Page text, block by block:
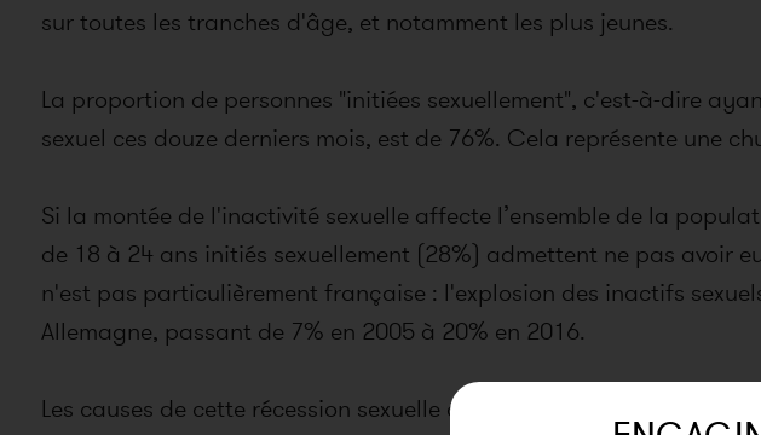
sur toutes les tranches d'âge, et notamment les plus jeunes.
La proportion de personnes "initiées sexuellement", c'est-à-dire
sexuel ces douze derniers mois, est de 76%. Cela représente une
Si la montée de l'inactivité sexuelle affecte l’ensemble de la
de 18 à 24 ans initiés sexuellement (28%) admettent ne pas avoir
n'est pas particulièrement française : l'explosion des inactifs
Allemagne, passant de 7% en 2005 à 20% en 2016.
Les causes de cette récession sexuelle chez les jeunes sont